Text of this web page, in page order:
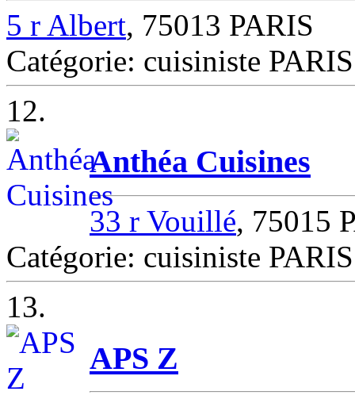
5 r Albert, 75013 PARIS
Catégorie: cuisiniste PARIS
12.
Anthéa Cuisines
33 r Vouillé, 75015
Catégorie: cuisiniste PARIS
13.
APS Z